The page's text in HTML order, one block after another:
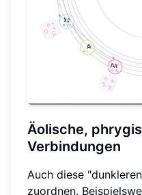
Äolische,
Verbindungen
Auch diese
zuordnen.